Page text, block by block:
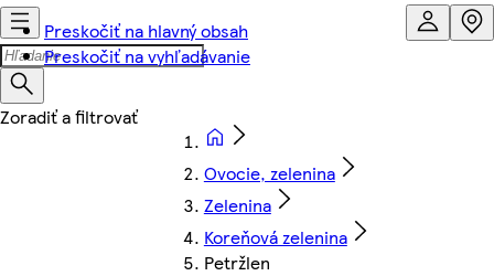
Preskočiť na hlavný obsah
Preskočiť na vyhľadávanie
Ovocie, zelenina
Zelenina
Koreňová zelenina
Petržlen